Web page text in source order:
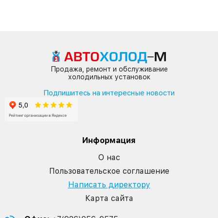
Продажа, ремонт и обслуживание
холодильных установок
Подпишитесь на интересные новости
Информация
О нас
Пользовательское соглашение
Написать директору
Карта сайта